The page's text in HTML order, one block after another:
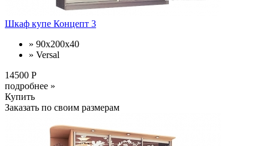
Шкаф купе Концепт 3
» 90x200x40
» Versal
14500 Р
подробнее »
Купить
Заказать по своим размерам